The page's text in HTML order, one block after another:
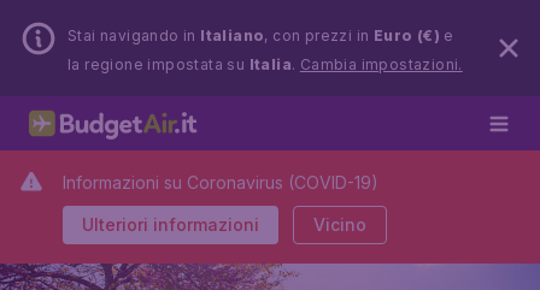
Stai navigando in Italiano, con prezzi in Euro (€) e
la regione impostata su Italia. Cambia impostazioni.
Informazioni su Coronavirus (COVID-19)
Ulteriori informazioni Vicino